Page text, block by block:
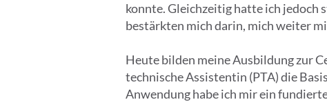
konnte. Gleichzeitig hatte ich jedoch
bestärkten mich darin, mich weiter
Heute bilden meine Ausbildung zur
technische Assistentin (PTA) die
Anwendung habe ich mir ein